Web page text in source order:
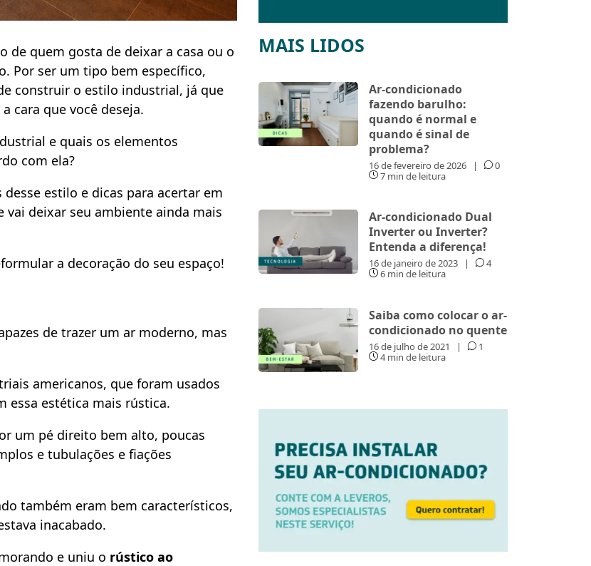
de quem gosta de deixar a casa ou o
Por ser um tipo bem específico,
construir o estilo industrial, já que
cara que você deseja.
e quais os elementos
com ela?
estilo e dicas para acertar em
vai deixar seu ambiente ainda mais
a decoração do seu espaço!
de trazer um ar moderno, mas
americanos, que foram usados
essa estética mais rústica.
um pé direito bem alto, poucas
e tubulações e fiações
também eram bem característicos,
inacabado.
e uniu o rústico ao
MAIS LIDOS
Ar-condicionado
fazendo barulho:
quando é normal e
quando é sinal de
problema?
16 de fevereiro de 2026 |
0
7 min de leitura
Ar-condicionado Dual
Inverter ou Inverter?
Entenda a diferença!
16 de janeiro de 2023 |
4
6 min de leitura
Saiba como colocar o ar-
condicionado no quente
16 de julho de 2021 |
1
4 min de leitura